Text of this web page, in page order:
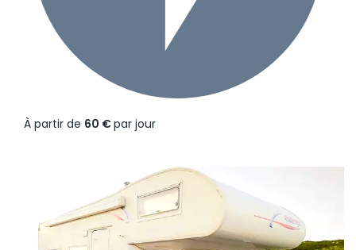
À partir de 60 €par jour